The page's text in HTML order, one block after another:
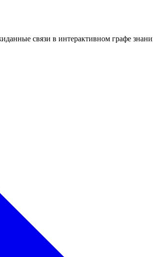
связи в интерактивном графе